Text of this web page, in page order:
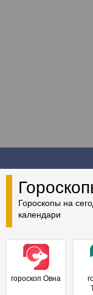
Гороскопы на
календари
гороскоп Овна